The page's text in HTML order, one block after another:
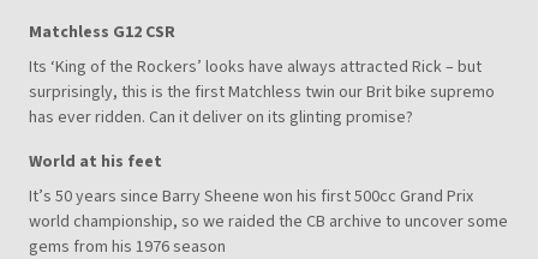
Matchless G12 CSR
Its ‘King of the Rockers’ looks have always attracted Rick – but
surprisingly, this is the first Matchless twin our Brit bike supremo
has ever ridden. Can it deliver on its glinting promise?
World at his feet
It’s 50 years since Barry Sheene won his first 500cc Grand Prix
world championship, so we raided the CB archive to uncover some
gems from his 1976 season